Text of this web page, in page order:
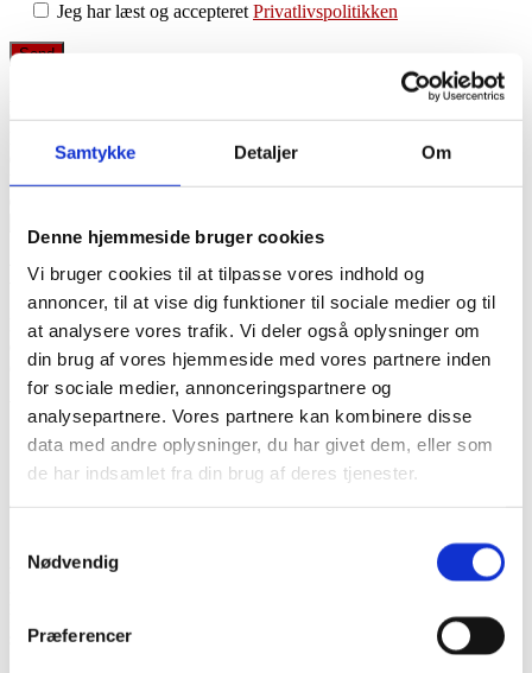
Samtykke Detaljer Om
Denne hjemmeside bruger cookies
Vi bruger cookies til at tilpasse vores indhold og
annoncer, til at vise dig funktioner til sociale medier og til
at analysere vores trafik. Vi deler også oplysninger om
din brug af vores hjemmeside med vores partnere inden
for sociale medier, annonceringspartnere og
analysepartnere. Vores partnere kan kombinere disse
data med andre oplysninger, du har givet dem, eller som
de har indsamlet fra din brug af deres tjenester.
Nødvendig
Præferencer
Jeg har læst og accepteret Privatlivspolitikken
0 +
Udførte projekter
Hvad indebærer reparation af murværk?
Reparation af murværk handler ikke kun om at “lappe huller”. Det
er en kombination af håndværk, viden om bygningens konstruktion
og valg af de rigtige materialer.
Vi kan blandt andet hjælpe med:
Omfugning
Udskiftning af beskadigede sten
Mindre og større skader, der kræver specialløsninger
Vores tilgang er altid grundig: Vi vurderer murværkets stand,
fokus på både funktionalitet og æstetik. Målet er et resultat, der både
ser godt ud og styrker bygningens holdbarhed.